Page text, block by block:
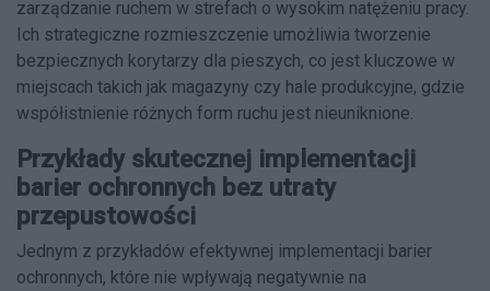
zarządzanie ruchem w strefach o wysokim natężeniu pracy.
Ich strategiczne rozmieszczenie umożliwia tworzenie
bezpiecznych korytarzy dla pieszych, co jest kluczowe w
miejscach takich jak magazyny czy hale produkcyjne, gdzie
współistnienie różnych form ruchu jest nieuniknione.
Przykłady skutecznej implementacji
barier ochronnych bez utraty
przepustowości
Jednym z przykładów efektywnej implementacji barier
ochronnych, które nie wpływają negatywnie na